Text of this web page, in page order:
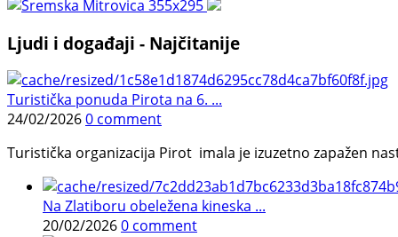
Ljudi i događaji - Najčitanije
Turistička ponuda Pirota na 6. ...
24/02/20260 comment
Turistička organizacija Pirot imala je izuzetno zapažen
Na Zlatiboru obeležena kineska ...
20/02/20260 comment